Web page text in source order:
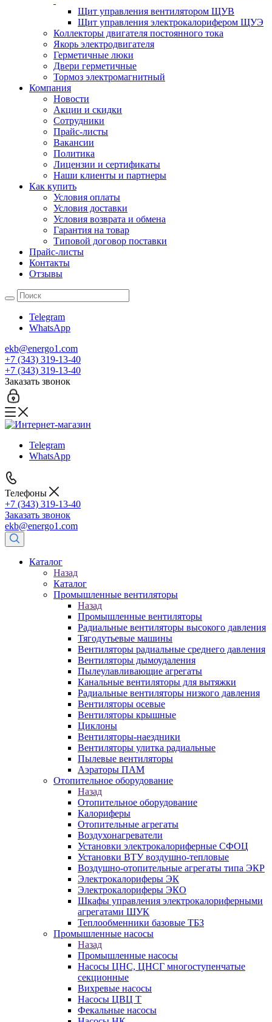
Щит управления вентилятором ЩУВ
Щит управления электрокалорифером ЩУЭ
Коллекторы двигателя постоянного тока
Якорь электродвигателя
Герметичные люки
Двери герметичные
Тормоз электромагнитный
Компания
Новости
Акции и скидки
Сотрудники
Прайс-листы
Вакансии
Политика
Лицензии и сертификаты
Наши клиенты и партнеры
Как купить
Условия оплаты
Условия доставки
Условия возврата и обмена
Гарантия на товар
Типовой договор поставки
Прайс-листы
Контакты
Отзывы
Telegram
WhatsApp
ekb@energo1.com
+7 (343) 319-13-40
+7 (343) 319-13-40
Заказать звонок
Telegram
WhatsApp
Телефоны
+7 (343) 319-13-40
Заказать звонок
ekb@energo1.com
Каталог
Назад
Каталог
Промышленные вентиляторы
Назад
Промышленные вентиляторы
Радиальные вентиляторы высокого давления
Тягодутьевые машины
Вентиляторы радиальные среднего давления
Вентиляторы дымоудаления
Пылеулавливающие агрегаты
Канальные вентиляторы для вытяжки
Радиальные вентиляторы низкого давления
Вентиляторы осевые
Вентиляторы крышные
Циклоны
Вентиляторы-наездники
Вентиляторы улитка радиальные
Пылевые вентиляторы
Аэраторы ПАМ
Отопительное оборудование
Назад
Отопительное оборудование
Калориферы
Отопительные агрегаты
Воздухонагреватели
Установки электрокалориферные СФОЦ
Установки ВТУ воздушно-тепловые
Воздушно-отопительные агрегаты типа ЭКР
Электрокалориферы ЭК
Электрокалориферы ЭКО
Шкафы управления электрокалориферными
агрегатами ШУК
Теплообменники базовые ТБЗ
Промышленные насосы
Назад
Промышленные насосы
Насосы ЦНС, ЦНСГ многоступенчатые
секционные
Вихревые насосы
Насосы ЦВЦ Т
Фекальные насосы